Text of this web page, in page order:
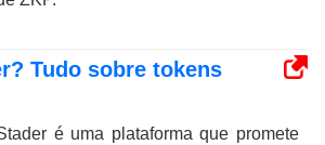
Tudo sobre tokens
é uma plataforma que promete